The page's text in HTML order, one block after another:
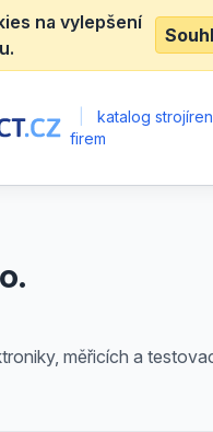
na vylepšení
katalog
firem
měřicích a